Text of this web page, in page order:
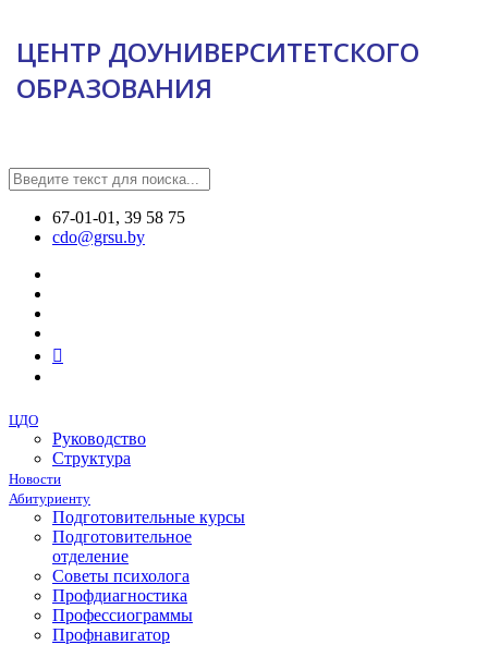
ЦЕНТР ДОУНИВЕРСИТЕТСКОГО
ОБРАЗОВАНИЯ
67-01-01, 39 58 75
cdo@grsu.by
ЦДО
Руководство
Структура
Новости
Абитуриенту
Подготовительные курсы
Подготовительное
отделение
Советы психолога
Профдиагностика
Профессиограммы
Профнавигатор